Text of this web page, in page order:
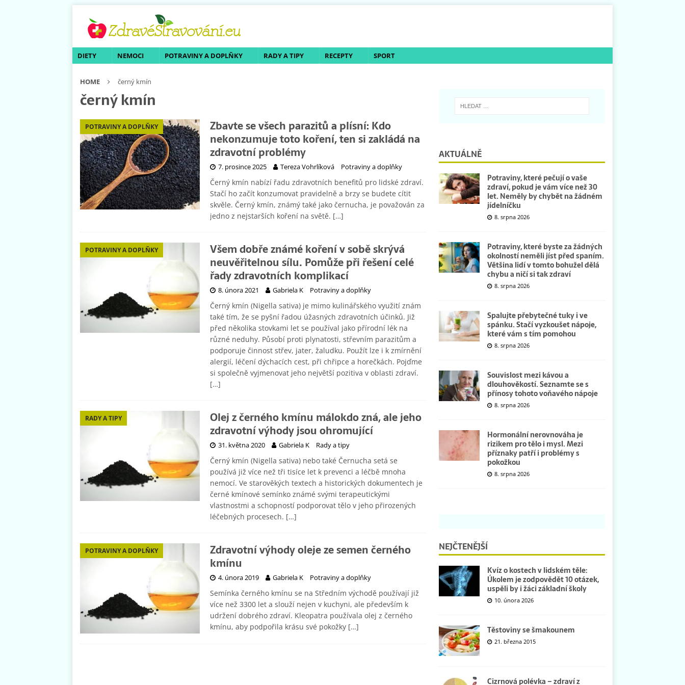
DIETY NEMOCI POTRAVINY A DOPLŇKY RADY A TIPY RECEPTY SPORT
HOME černý kmín
černý kmín
POTRAVINY A DOPLŇKY
Zbavte se všech parazitů a plísní: Kdo
nekonzumuje toto koření, ten si zakládá na
zdravotní problémy
7. prosince 2025 Tereza Vohrlíková Potraviny a doplňky
Černý kmín nabízí řadu zdravotních benefitů pro lidské zdraví.
Stačí ho začít konzumovat pravidelně a brzy se budete cítit
skvěle. Černý kmín, známý také jako černucha, je považován za
jedno z nejstarších koření na světě. […]
POTRAVINY A DOPLŇKY
Všem dobře známé koření v sobě skrývá
neuvěřitelnou sílu. Pomůže při řešení celé
řady zdravotních komplikací
8. února 2021 Gabriela K Potraviny a doplňky
Černý kmín (Nigella sativa) je mimo kulinářského využití znám
také tím, že se pyšní řadou úžasných zdravotních účinků. Již
před několika stovkami let se používal jako přírodní lék na
různé neduhy. Působí proti plynatosti, střevním parazitům a
podporuje činnost střev, jater, žaludku. Použít lze i k zmírnění
alergií, léčení dýchacích cest, při chřipce a horečkách. Pojďme
si společně vyjmenovat jeho největší pozitiva v oblasti zdraví.
[…]
RADY A TIPY
Olej z černého kmínu málokdo zná, ale jeho
zdravotní výhody jsou ohromující
31. května 2020 Gabriela K Rady a tipy
Černý kmín (Nigella sativa) nebo také Černucha setá se
používá již více než tři tisíce let k prevenci a léčbě mnoha
nemocí. Ve starověkých textech a historických dokumentech je
černé kmínové semínko známé svými terapeutickými
vlastnostmi a schopností podporovat tělo v jeho přirozených
léčebných procesech. […]
POTRAVINY A DOPLŇKY
Zdravotní výhody oleje ze semen černého
kmínu
4. února 2019 Gabriela K Potraviny a doplňky
Semínka černého kmínu se na Středním východě používají již
více než 3300 let a slouží nejen v kuchyni, ale především k
udržení dobrého zdraví. Kleopatra používala olej z černého
kmínu, aby podpořila krásu své pokožky […]
AKTUÁLNĚ
Potraviny, které pečují o vaše
zdraví, pokud je vám více než 30
let. Neměly by chybět na žádném
jídelníčku
8. srpna 2026
Potraviny, které byste za žádných
okolností neměli jíst před spaním.
Většina lidí v tomto bohužel dělá
chybu a ničí si tak zdraví
8. srpna 2026
Spalujte přebytečné tuky i ve
spánku. Stačí vyzkoušet nápoje,
které vám s tím pomohou
8. srpna 2026
Souvislost mezi kávou a
dlouhověkostí. Seznamte se s
přínosy tohoto voňavého nápoje
8. srpna 2026
Hormonální nerovnováha je
rizikem pro tělo i mysl. Mezi
příznaky patří i problémy s
pokožkou
8. srpna 2026
NEJČTENĚJŠÍ
Kvíz o kostech v lidském těle:
Úkolem je zodpovědět 10 otázek,
uspěli by i žáci základní školy
10. února 2026
Těstoviny se šmakounem
21. března 2015
Cizrnová polévka – zdraví z